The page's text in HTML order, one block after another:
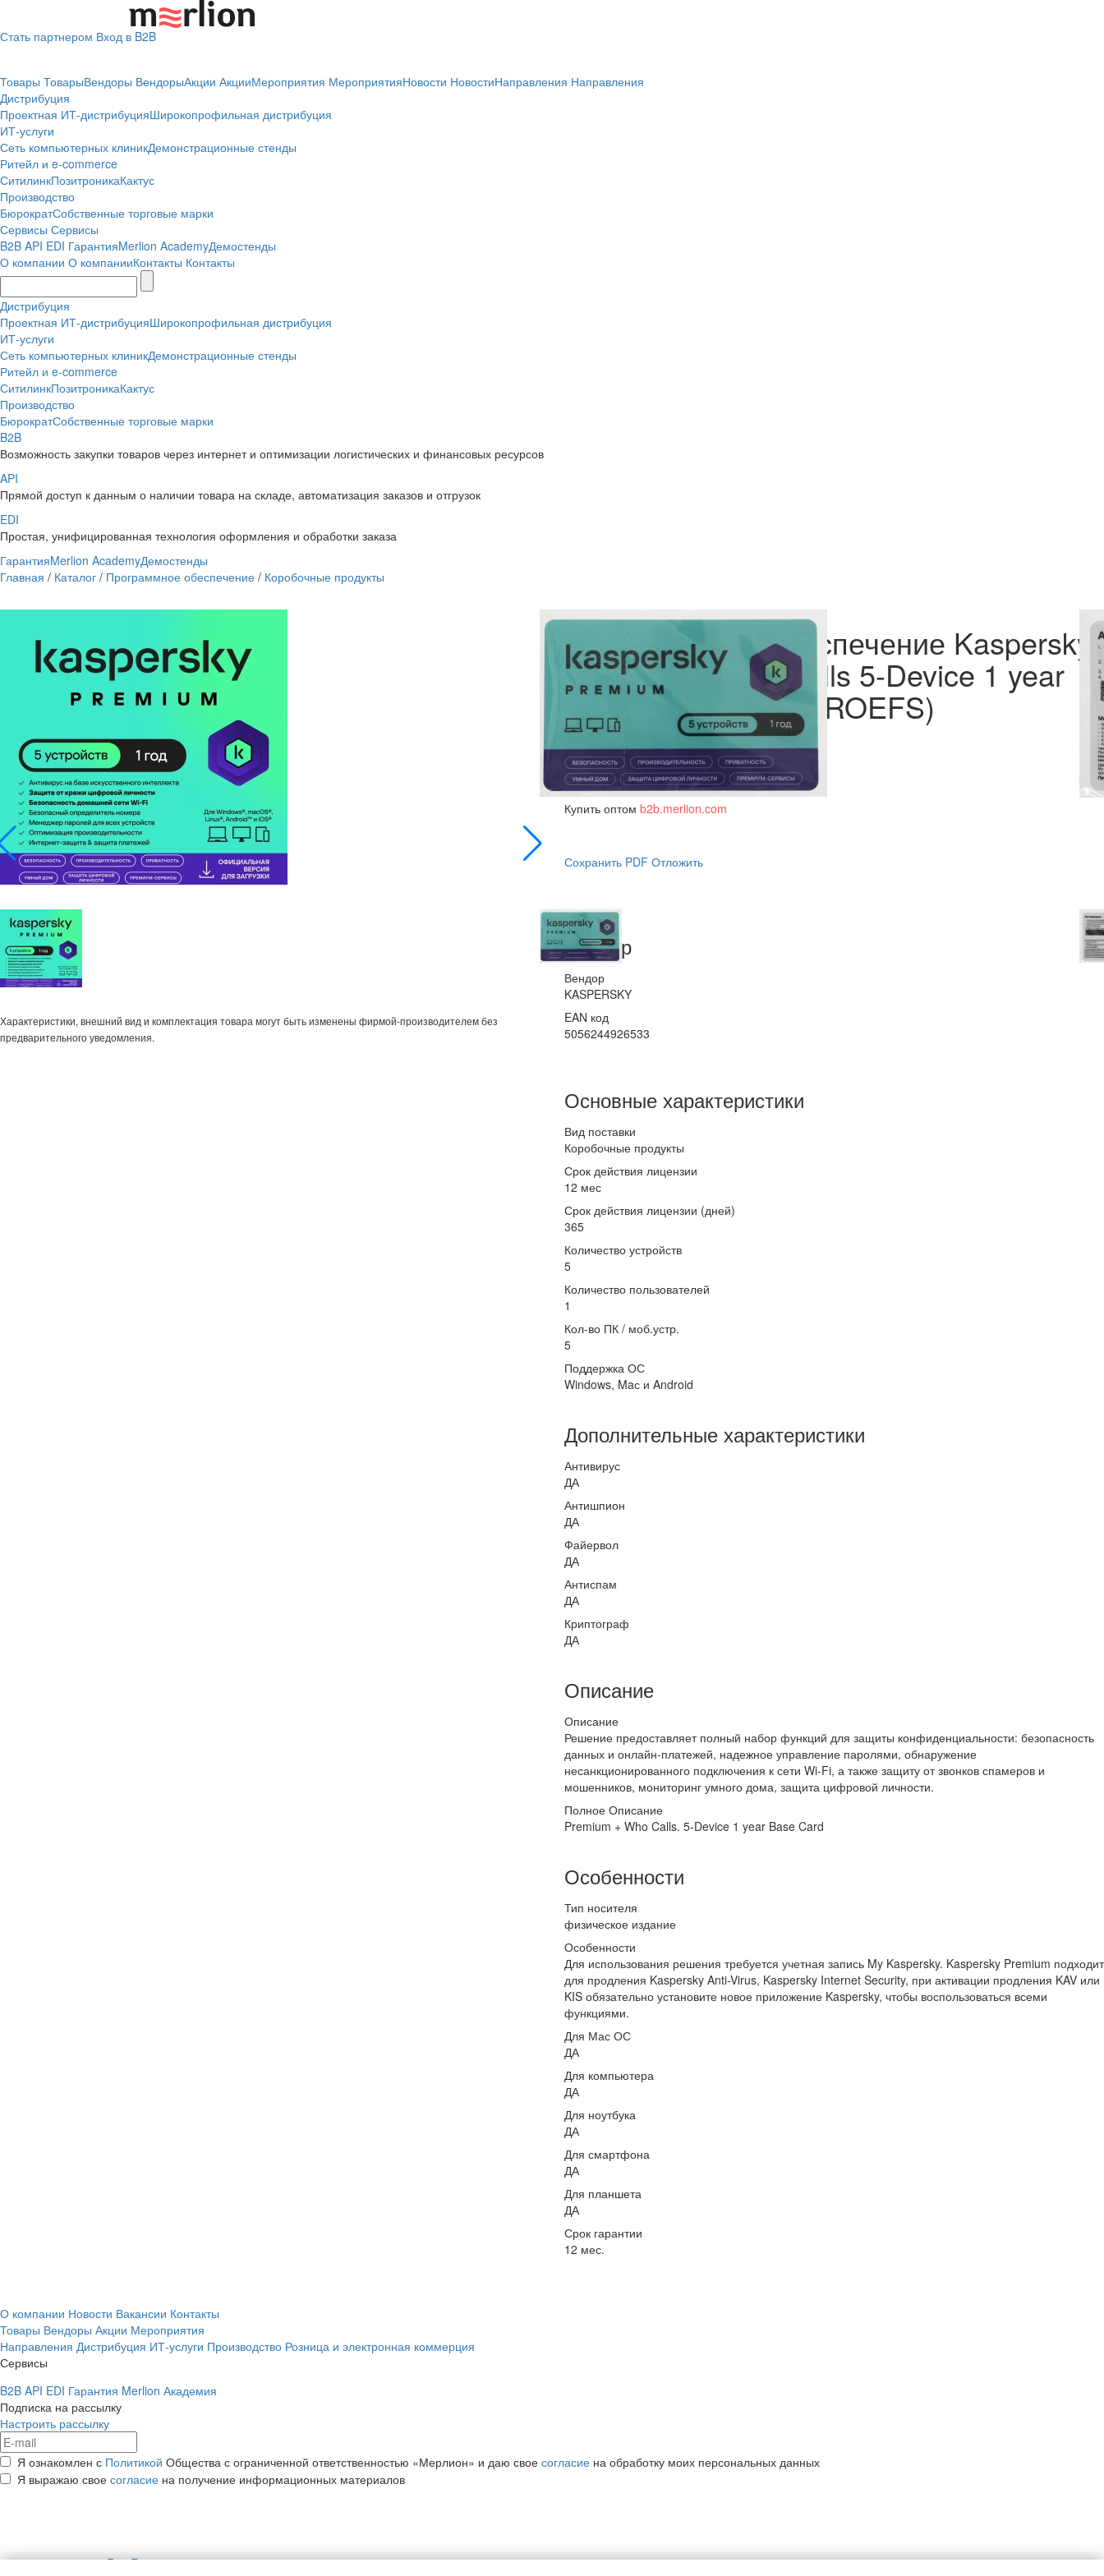
Стать партнером Вход в B2B
Товары ТоварыВендоры ВендорыАкции АкцииМероприятия МероприятияНовости НовостиНаправления Направления
Дистрибуция
Проектная ИТ-дистрибуцияШирокопрофильная дистрибуция
ИТ-услуги
Сеть компьютерных клиникДемонстрационные стенды
Ритейл и e-commerce
СитилинкПозитроникаКактус
Производство
БюрократСобственные торговые марки
Сервисы Сервисы
B2B API EDI ГарантияMerlion AcademyДемостенды
О компании О компанииКонтакты Контакты
Дистрибуция
Проектная ИТ-дистрибуцияШирокопрофильная дистрибуция
ИТ-услуги
Сеть компьютерных клиникДемонстрационные стенды
Ритейл и e-commerce
СитилинкПозитроникаКактус
Производство
БюрократСобственные торговые марки
B2B
Возможность закупки товаров через интернет и оптимизации логистических и финансовых ресурсов
API
Прямой доступ к данным о наличии товара на складе, автоматизация заказов и отгрузок
EDI
Простая, унифицированная технология оформления и обработки заказа
ГарантияMerlion AcademyДемостенды
Главная / Каталог / Программное обеспечение / Коробочные продукты
Характеристики, внешний вид и комплектация товара могут быть изменены фирмой-производителем без
предварительного уведомления.
Программное Обеспечение Kaspersky
Premium + Who Calls 5-Device 1 year
Base Card (KL1049ROEFS)
id 2091839
Купить оптом b2b.merlion.com
Сохранить PDF Отложить
Вендор
Вендор
KASPERSKY
EAN код
5056244926533
Основные характеристики
Вид поставки
Коробочные продукты
Срок действия лицензии
12 мес
Срок действия лицензии (дней)
365
Количество устройств
5
Количество пользователей
1
Кол-во ПК / моб.устр.
5
Поддержка ОС
Windows, Maс и Android
Дополнительные характеристики
Антивирус
ДА
Антишпион
ДА
Файервол
ДА
Антиспам
ДА
Криптограф
ДА
Описание
Описание
Решение предоставляет полный набор функций для защиты конфиденциальности: безопасность
данных и онлайн-платежей, надежное управление паролями, обнаружение
несанкционированного подключения к сети Wi-Fi, а также защиту от звонков спамеров и
мошенников, мониторинг умного дома, защита цифровой личности.
Полное Описание
Premium + Who Calls. 5-Device 1 year Base Card
Особенности
Тип носителя
физическое издание
Особенности
Для использования решения требуется учетная запись My Kaspersky. Kaspersky Premium подходит
для продления Kaspersky Anti-Virus, Kaspersky Internet Security, при активации продления KAV или
KIS обязательно установите новое приложение Kaspersky, чтобы воспользоваться всеми
функциями.
Для Мас ОС
ДА
Для компьютера
ДА
Для ноутбука
ДА
Для смартфона
ДА
Для планшета
ДА
Срок гарантии
12 мес.
О компании Новости Вакансии Контакты
Товары Вендоры Акции Мероприятия
Направления Дистрибуция ИТ-услуги Производство Розница и электронная коммерция
Сервисы
B2B API EDI Гарантия Merlion Академия
Подписка на рассылку
Настроить рассылку
Я ознакомлен с Политикой Общества с ограниченной ответственностью «Мерлион» и даю свое согласие на обработку моих персональных данных
Я выражаю свое согласие на получение информационных материалов
Rus Eng